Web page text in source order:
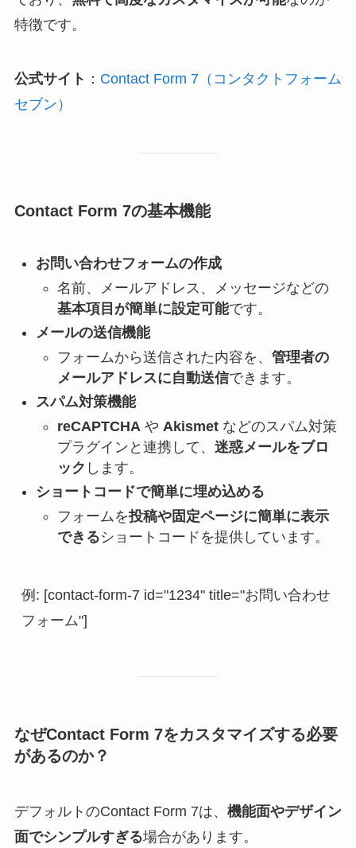
特徴です。
公式サイト ： Contact Form 7（コンタクトフォーム
セブン）
Contact Form 7の基本機能
お問い合わせフォームの作成
名前、メールアドレス、メッセージなどの
基本項目が簡単に設定可能です。
メールの送信機能
フォームから送信された内容を、 管理者の
メールアドレスに自動送信できます。
スパム対策機能
reCAPTCHA や Akismetなどのスパム対策
プラグインと連携して、 迷惑メールをブロ
ック します。
ショートコードで簡単に埋め込める
フォームを投稿や固定ページに簡単に表示
できるショートコードを提供しています。
例: [contact-form-7 id="1234" title="お問い合わせ
フォーム"]
なぜContact Form 7をカスタマイズする必要
があるのか？
デフォルトのContact Form 7は、 機能面やデザイン
面でシンプルすぎる場合があります。